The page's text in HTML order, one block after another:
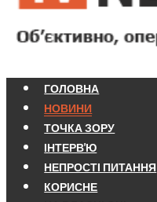
ГОЛОВНА
НОВИНИ
ТОЧКА ЗОРУ
ІНТЕРВ'Ю
НЕПРОСТІ ПИТАННЯ
КОРИСНЕ